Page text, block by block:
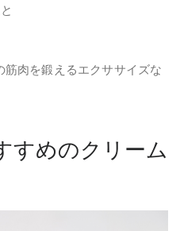
肉を鍛えるエクササイズな
すめのクリーム